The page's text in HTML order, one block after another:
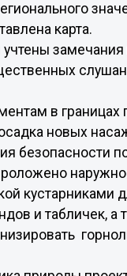
карта.
учтены
в
новых
безопасности
и табличек,